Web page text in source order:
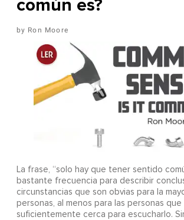
común es?
Ron Moore
La frase, “solo hay que tener sentido
bastante frecuencia para describir
circunstancias que son obvias para la
personas, al menos para las personas que
suficientemente cerca para escucharlo.